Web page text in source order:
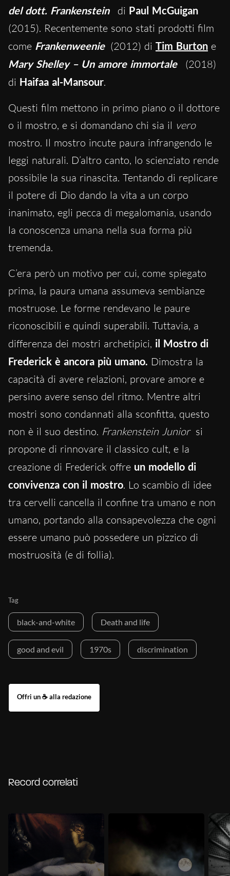
del dott. Frankenstein
di Paul McGuigan
(2015). Recentemente sono stati prodotti film
come Frankenweenie (2012) di Tim Burton e
Mary Shelley – Un amore immortale
(2018)
di Haifaa al-Mansour.
Questi film mettono in primo piano o il dottore
o il mostro, e si domandano chi sia il vero
mostro. Il mostro incute paura infrangendo le
leggi naturali. D’altro canto, lo scienziato rende
possibile la sua rinascita. Tentando di replicare
il potere di Dio dando la vita a un corpo
inanimato, egli pecca di megalomania, usando
la conoscenza umana nella sua forma più
tremenda.
C’era però un motivo per cui, come spiegato
prima, la paura umana assumeva sembianze
mostruose. Le forme rendevano le paure
riconoscibili e quindi superabili. Tuttavia, a
differenza dei mostri archetipici, il Mostro di
Frederick è ancora più umano. Dimostra la
capacità di avere relazioni, provare amore e
persino avere senso del ritmo. Mentre altri
mostri sono condannati alla sconfitta, questo
non è il suo destino. Frankenstein Junior si
propone di rinnovare il classico cult, e la
creazione di Frederick offre un modello di
convivenza con il mostro. Lo scambio di idee
tra cervelli cancella il confine tra umano e non
umano, portando alla consapevolezza che ogni
essere umano può possedere un pizzico di
mostruosità (e di follia).
Tag
black-and-white Death and life
good and evil 1970s discrimination
Record correlati